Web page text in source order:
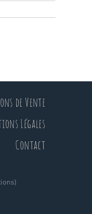
de Vente
Légales
Contact